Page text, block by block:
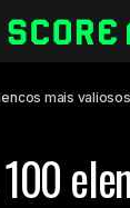
mais